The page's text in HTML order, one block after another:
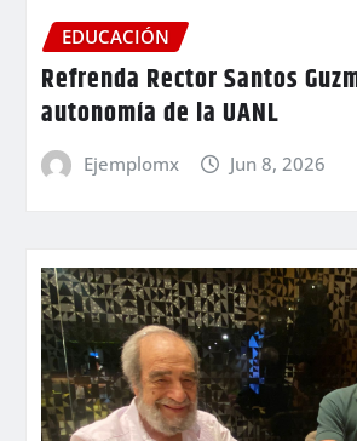
EDUCACIÓN
Refrenda Rector Santos
autonomía de la UANL
Ejemplomx Jun 8, 2026